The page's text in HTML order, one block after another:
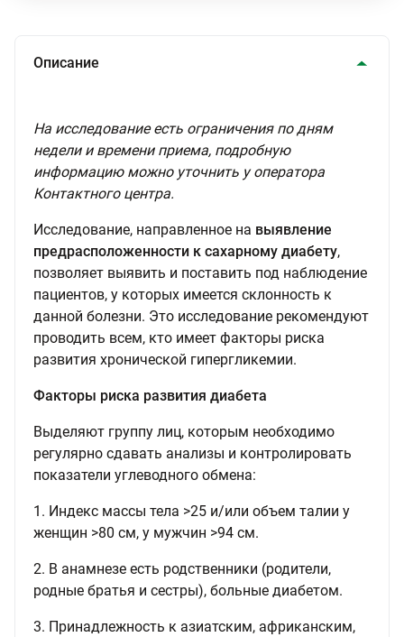
Описание
На исследование есть ограничения по дням
недели и времени приема, подробную
информацию можно уточнить у оператора
Контактного центра.
Исследование, направленное на выявление
предрасположенности к сахарному диабету,
позволяет выявить и поставить под наблюдение
пациентов, у которых имеется склонность к
данной болезни. Это исследование рекомендуют
проводить всем, кто имеет факторы риска
развития хронической гипергликемии.
Факторы риска развития диабета
Выделяют группу лиц, которым необходимо
регулярно сдавать анализы и контролировать
показатели углеводного обмена:
1. Индекс массы тела >25 и/или объем талии у
женщин >80 см, у мужчин >94 см.
2. В анамнезе есть родственники (родители,
родные братья и сестры), больные диабетом.
3. Принадлежность к азиатским, африканским,